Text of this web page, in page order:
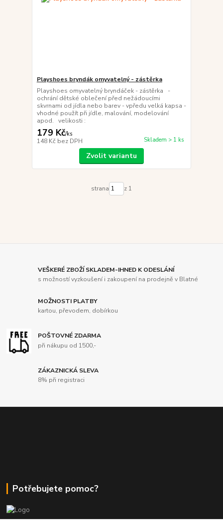
Playshoes bryndák omyvatelný - zástěrka
Playshoes omyvatelný bryndáček - zástěrka -
ochrání dětské oblečení před nežádoucími
skvrnami od jídla nebo barev - vpředu velká kapsa -
vhodné použít při jídle, malování, modelování
apod. velikosti :
179 Kč/ks
148 Kč bez DPH Skladem > 1 ks
Zvolit variantu
strana z 1
VEŠKERÉ ZBOŽÍ SKLADEM-IHNED K ODESLÁNÍ
s možností vyzkoušení i zakoupení na prodejně v Blatné
MOŽNOSTI PLATBY
kartou, převodem, dobírkou
POŠTOVNÉ ZDARMA
při nákupu od 1500,-
ZÁKAZNICKÁ SLEVA
8% při registraci
Potřebujete pomoc?